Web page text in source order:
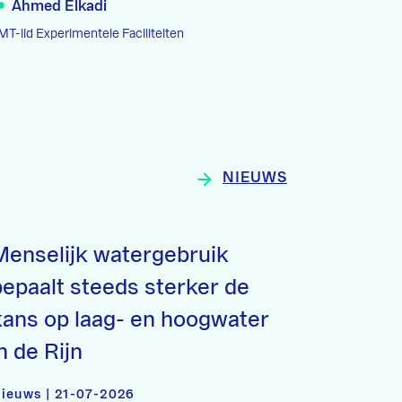
Ahmed Elkadi
MT-lid Experimentele Faciliteiten
NIEUWS
watergebruik
steeds sterker de
op laag- en hoogwater
de Rijn
| 21-07-2026